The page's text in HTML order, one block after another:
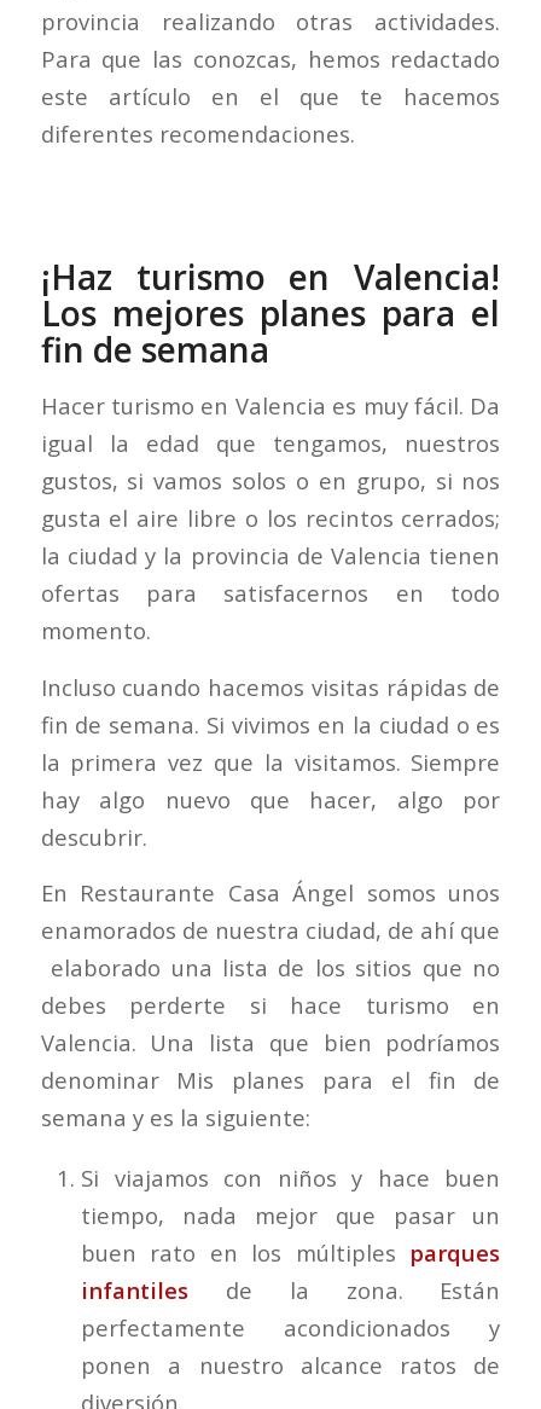
provincia realizando otras actividades.
Para que las conozcas, hemos redactado
este artículo en el que te hacemos
diferentes recomendaciones.
¡Haz turismo en Valencia!
Los mejores planes para el
fin de semana
Hacer turismo en Valencia es muy fácil. Da
igual la edad que tengamos, nuestros
gustos, si vamos solos o en grupo, si nos
gusta el aire libre o los recintos cerrados;
la ciudad y la provincia de Valencia tienen
ofertas para satisfacernos en todo
momento.
Incluso cuando hacemos visitas rápidas de
fin de semana. Si vivimos en la ciudad o es
la primera vez que la visitamos. Siempre
hay algo nuevo que hacer, algo por
descubrir.
En Restaurante Casa Ángel somos unos
enamorados de nuestra ciudad, de ahí que
elaborado una lista de los sitios que no
debes perderte si hace turismo en
Valencia. Una lista que bien podríamos
denominar Mis planes para el fin de
semana y es la siguiente:
Si viajamos con niños y hace buen
tiempo, nada mejor que pasar un
buen rato en los múltiples parques
infantilesde la zona. Están
perfectamente acondicionados y
ponen a nuestro alcance ratos de
diversión.